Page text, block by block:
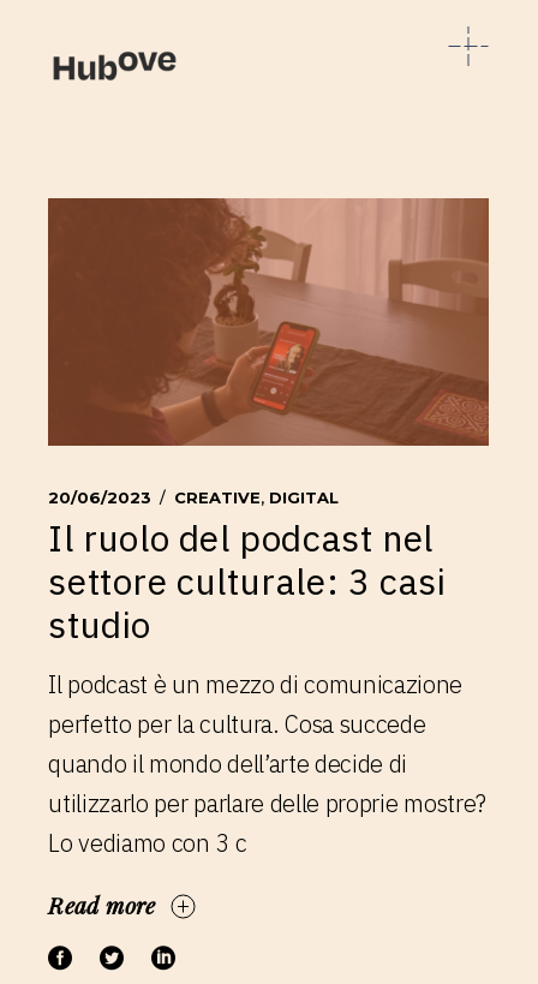
20/06/2023 CREATIVE, DIGITAL
Il ruolo del podcast nel
settore culturale: 3 casi
studio
Il podcast è un mezzo di comunicazione
perfetto per la cultura. Cosa succede
quando il mondo dell’arte decide di
utilizzarlo per parlare delle proprie mostre?
Lo vediamo con 3 c
Read more